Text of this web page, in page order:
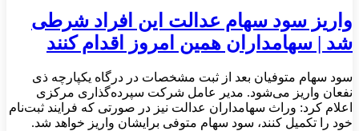
واریز سود سهام عدالت این افراد شرطی
شد | سهامداران همین امروز اقدام کنند
سود سهام متوفیان بعد از ثبت مشخصات در درگاه یکپارچه ذی
نفعان واریز می‌شود. مدیر عامل شرکت سپرده‌گذاری مرکزی
اعلام کرد: وراث سهامداران عدالت نیز در صورتی که فرایند ثبت‌نام
خود را تکمیل کنند، سود سهام متوفی برایشان واریز خواهد شد.